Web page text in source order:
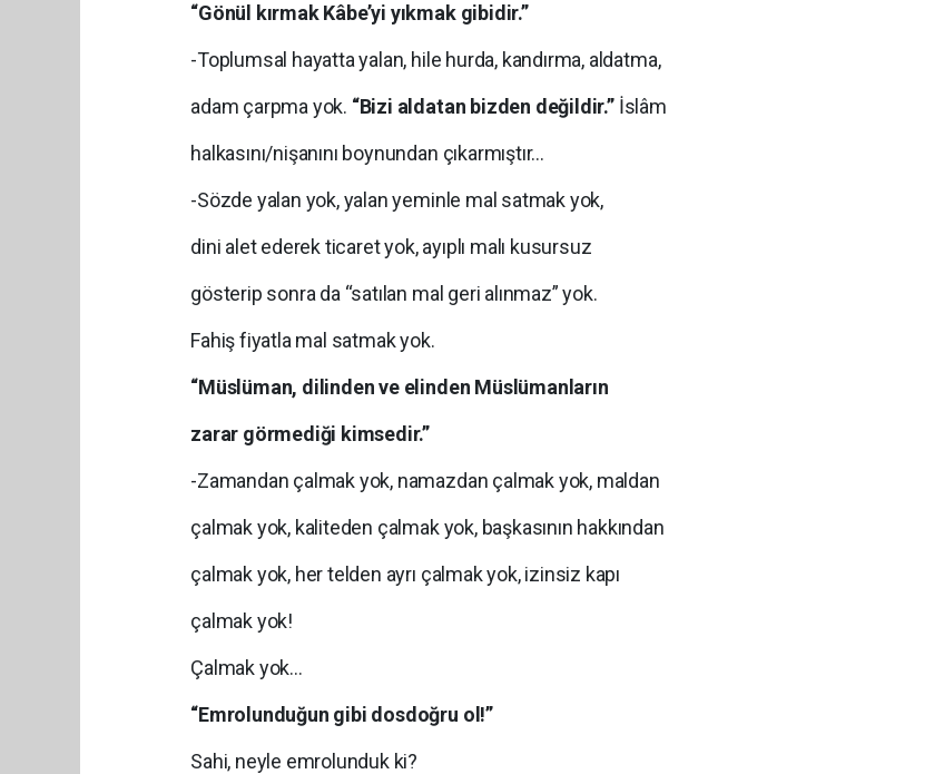
“Gönül kırmak Kâbe’yi yıkmak gibidir.”
-Toplumsal hayatta yalan, hile hurda, kandırma, aldatma,
adam çarpma yok. “Bizi aldatan bizden değildir.”İslâm
halkasını/nişanını boynundan çıkarmıştır…
-Sözde yalan yok, yalan yeminle mal satmak yok,
dini alet ederek ticaret yok, ayıplı malı kusursuz
gösterip sonra da “satılan mal geri alınmaz” yok.
Fahiş fiyatla mal satmak yok.
“Müslüman, dilinden ve elinden Müslümanların
zarar görmediği kimsedir.”
-Zamandan çalmak yok, namazdan çalmak yok, maldan
çalmak yok, kaliteden çalmak yok, başkasının hakkından
çalmak yok, her telden ayrı çalmak yok, izinsiz kapı
çalmak yok!
Çalmak yok…
“Emrolunduğun gibi dosdoğru ol!”
Sahi, neyle emrolunduk ki?